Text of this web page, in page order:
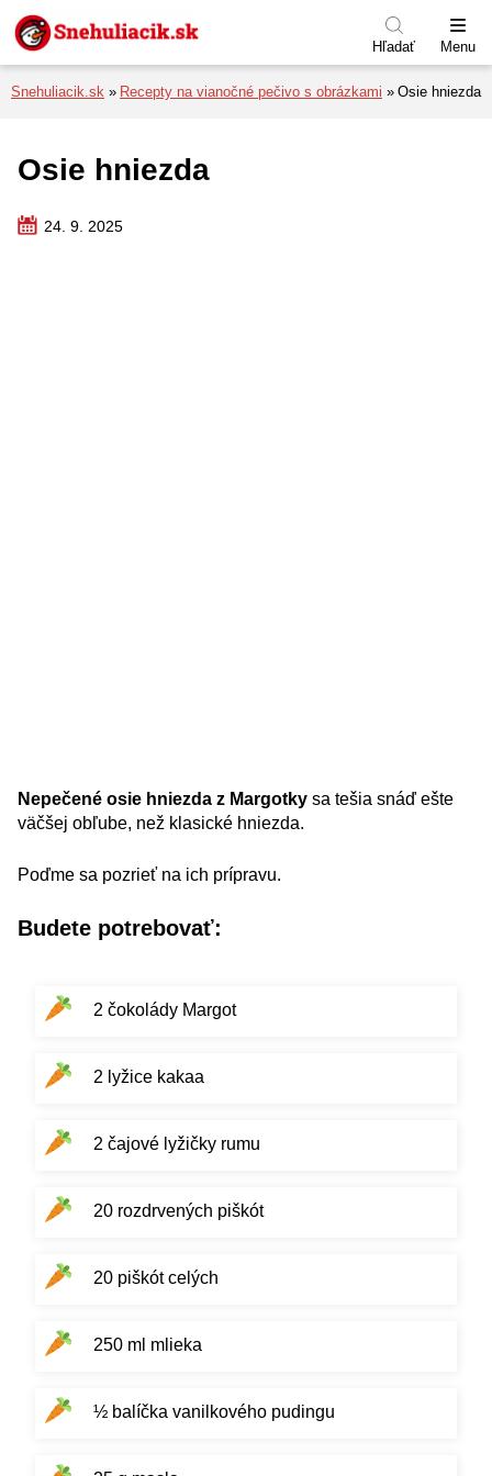
Preskočiť na menu
Preskočiť na obsah
Preskočiť na pätu
Hľadať Menu
Snehuliacik.sk Recepty na vianočné pečivo s obrázkami Osie hniezda
Osie hniezda
24. 9. 2025
Nepečené osie hniezda z Margotky sa tešia snáď ešte
väčšej obľube, než klasické hniezda.
Poďme sa pozrieť na ich prípravu.
Budete potrebovať:
2 čokolády Margot
2 lyžice kakaa
2 čajové lyžičky rumu
20 rozdrvených piškót
20 piškót celých
250 ml mlieka
½ balíčka vanilkového pudingu